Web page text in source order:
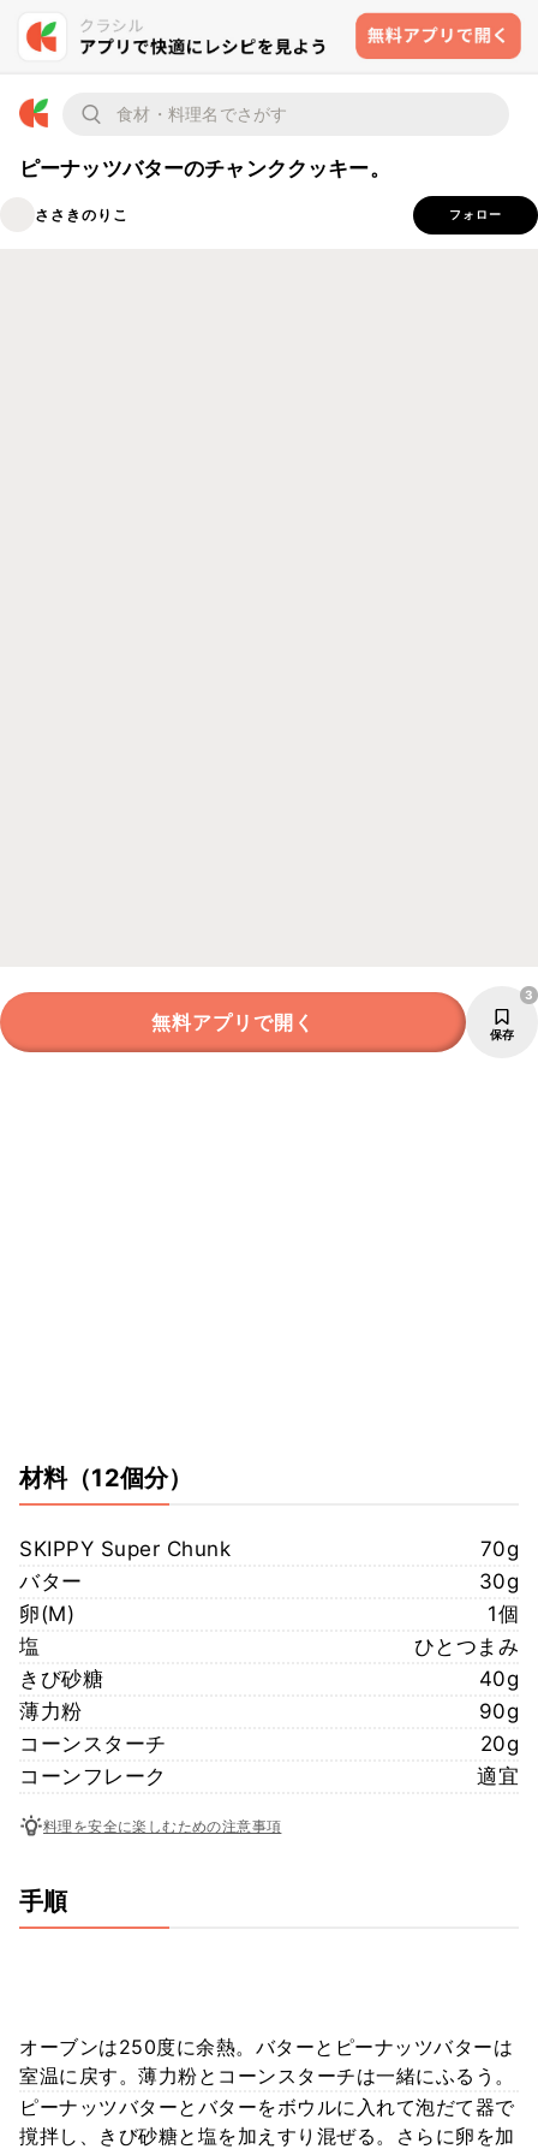
ピーナッツバターのチャンククッキー。
ささきのりこ フォロー
無料アプリで開く 保存
3
材料（12個分）
SKIPPY Super Chunk
70g
バター
30g
卵(M)
1個
塩
ひとつまみ
きび砂糖
40g
薄力粉
90g
コーンスターチ
20g
コーンフレーク
適宜
料理を安全に楽しむための注意事項
手順
オーブンは250度に余熱。バターとピーナッツバターは
室温に戻す。薄力粉とコーンスターチは一緒にふるう。
ピーナッツバターとバターをボウルに入れて泡だて器で
撹拌し、きび砂糖と塩を加えすり混ぜる。さらに卵を加